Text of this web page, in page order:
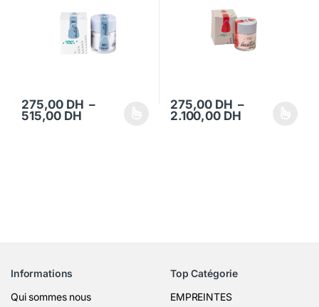
275,00 DH –
515,00 DHPlage de prix : 275,00 DH à 515,00 DH
Ce produit a plusieurs variations. Les options peuvent être
275,00 DH –
2.100,00 DHPlage de prix
Ce produit a plusieurs
Informations
Qui sommes nous
Top Catégorie
EMPREINTES